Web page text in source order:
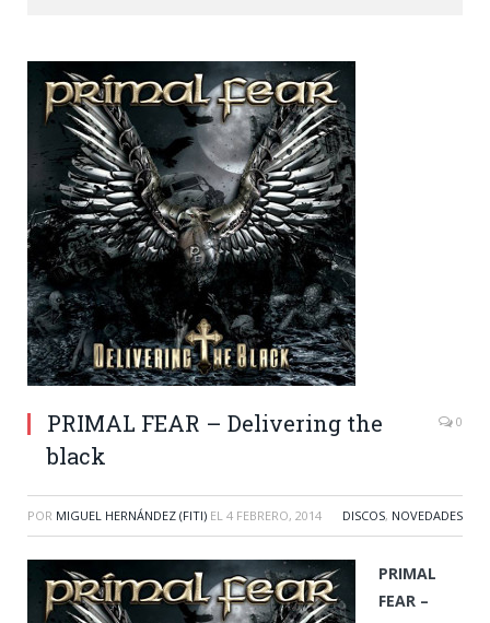
PRIMAL FEAR – Delivering the
black
0
POR MIGUEL HERNÁNDEZ (FITI) EL 4 FEBRERO, 2014 DISCOS, NOVEDADES
PRIMAL
FEAR –